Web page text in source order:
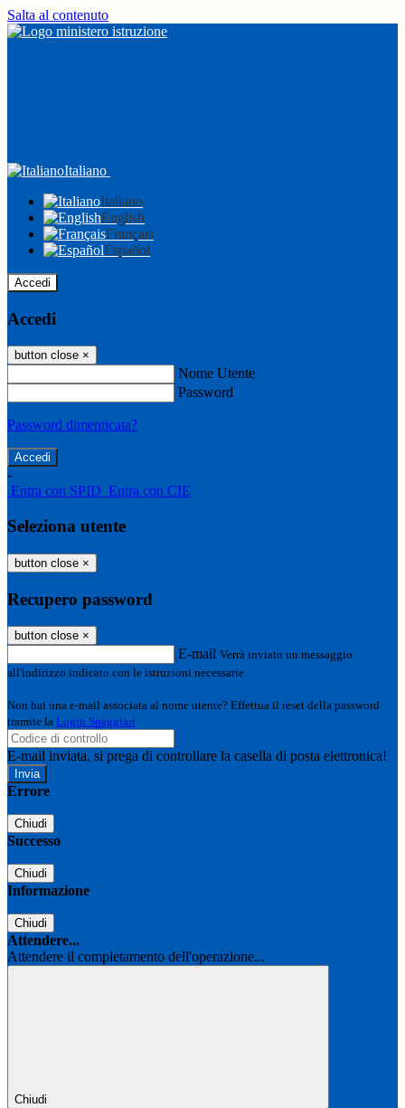
Salta al contenuto
Italiano
Italiano
English
Français
Español
Accedi
Accedi
button close ×
Nome Utente
Password
Password dimenticata?
-
Entra con SPID Entra con CIE
Seleziona utente
button close ×
Recupero password
button close ×
E-mail Verrà inviato un messaggio
all'indirizzo indicato con le istruzioni necessarie.
Non hai una e-mail associata al nome utente? Effettua il reset della password
tramite la Login Spaggiari
E-mail inviata, si prega di controllare la casella di posta elettronica!
Errore
Chiudi
Successo
Chiudi
Informazione
Chiudi
Attendere...
Attendere il completamento dell'operazione...
Chiudi